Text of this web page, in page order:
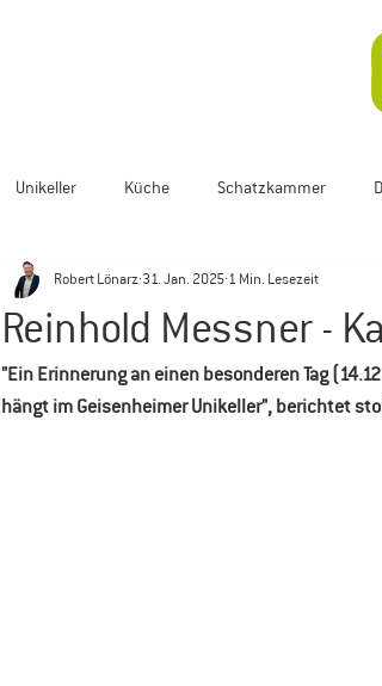
Unikeller Küche Schatzkammer
Reinhold Messner -
Robert Lönarz 31. Jan. 2025 1 Min. Lesezeit
"Ein Erinnerung an einen besonderen Tag
hängt im Geisenheimer Unikeller", berichtet